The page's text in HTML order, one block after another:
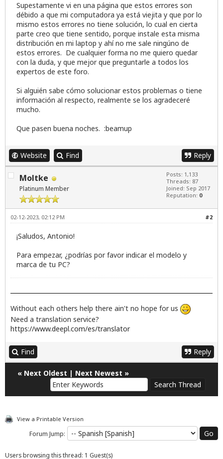
Supestamente vi en una página que estos errores son
débido a que mi computadora ya está viejita y que por lo
mismo estos errores no tiene solución, lo cual en cierta
parte creo que tiene sentido, porque instale esta misma
distribución en mi laptop y ahí no me sale ningúno de
estos errores. De cualquier forma no me quiero quedar
con la duda, y que mejor que preguntarle a todos los
expertos de este foro.
Si alguién sabe cómo solucionar estos problemas o tiene
información al respecto, realmente se los agradeceré
mucho.
Que pasen buena noches. :beamup
Website Find Reply
Moltke
Platinum Member
Posts: 1,133
Threads: 87
Joined: Sep 2017
Reputation: 0
#2
02-12-2023, 02:12 PM
¡Saludos, Antonio!
Para empezar, ¿podrías por favor indicar el modelo y
marca de tu PC?
Without each others help there ain't no hope for us
Need a translation service?
https://www.deepl.com/es/translator
Find Reply
« Next Oldest | Next Newest »
View a Printable Version
Forum Jump:
Users browsing this thread: 1 Guest(s)